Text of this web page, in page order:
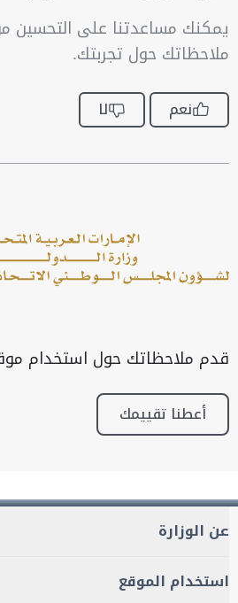
يمكنك مساعدتنا على التحسين
ملاحظاتك حول تجربتك.
نعم لا
قدم ملاحظاتك حول استخدام
أعطنا تقييمك
عن الوزارة
استخدام الموقع